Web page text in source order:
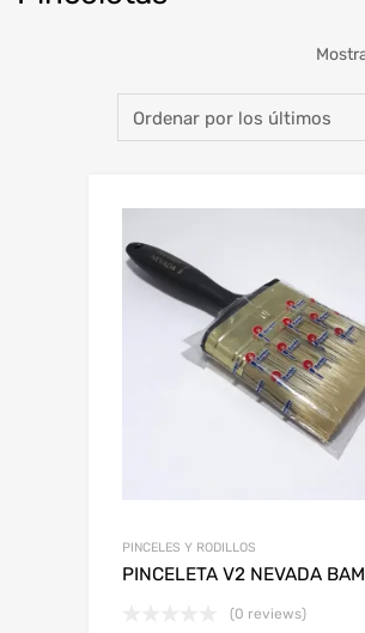
PINCELES Y RODILLOS
PINCELETA V2 NEVADA
(0 reviews)